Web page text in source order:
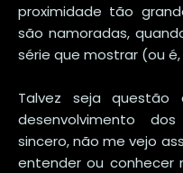
proximidade tão
são namoradas,
série que mostrar (ou
Talvez seja
desenvolvimento
sincero, não me vejo
entender ou conhecer